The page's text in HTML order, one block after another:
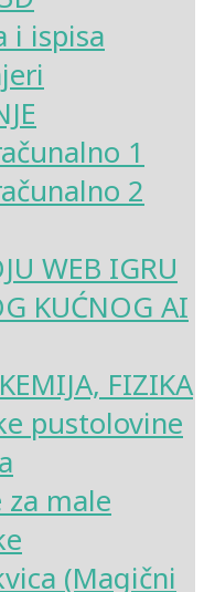
i ispisa
1
2
WEB IGRU
KUĆNOG AI
FIZIKA
pustolovine
male
(Magični